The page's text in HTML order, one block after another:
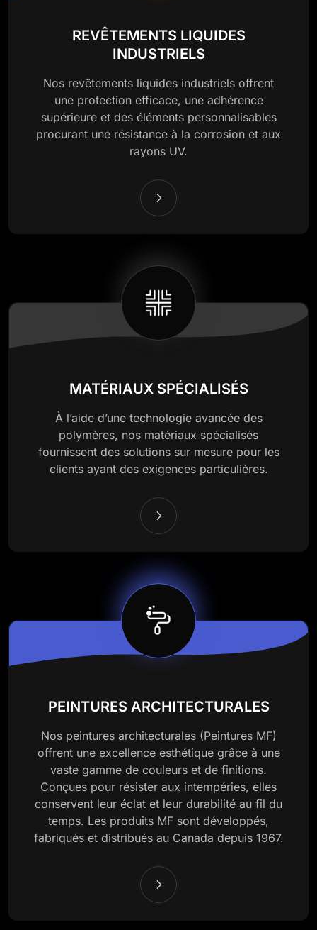
REVÊTEMENTS LIQUIDES
INDUSTRIELS
Nos revêtements liquides industriels offrent
une protection efficace, une adhérence
supérieure et des éléments personnalisables
procurant une résistance à la corrosion et aux
rayons UV.
MATÉRIAUX SPÉCIALISÉS
À l’aide d’une technologie avancée des
polymères, nos matériaux spécialisés
fournissent des solutions sur mesure pour les
clients ayant des exigences particulières.
PEINTURES ARCHITECTURALES
Nos peintures architecturales (Peintures MF)
offrent une excellence esthétique grâce à une
vaste gamme de couleurs et de finitions.
Conçues pour résister aux intempéries, elles
conservent leur éclat et leur durabilité au fil du
temps. Les produits MF sont développés,
fabriqués et distribués au Canada depuis 1967.